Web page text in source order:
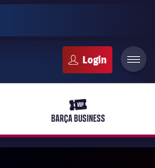
ticket-vip
BARÇA BUSINESS